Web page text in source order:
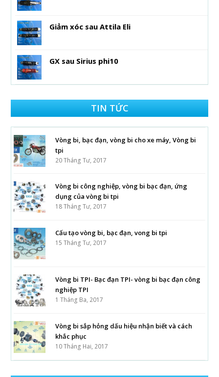
Giảm xóc sau Attila Eli
GX sau Sirius phi10
TIN TỨC
Vòng bi, bạc đạn, vòng bi cho xe máy, Vòng bi
tpi
20 Tháng Tư, 2017
Vòng bi công nghiệp, vòng bi bạc đạn, ứng
dụng của vòng bi tpi
18 Tháng Tư, 2017
Cấu tạo vòng bi, bạc đạn, vong bi tpi
15 Tháng Tư, 2017
Vòng bi TPI- Bạc đạn TPI- vòng bi bạc đạn công
nghiệp TPI
1 Tháng Ba, 2017
Vòng bi sắp hỏng dấu hiệu nhận biết và cách
khắc phục
10 Tháng Hai, 2017